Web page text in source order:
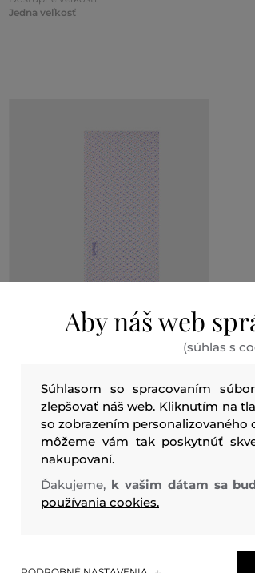
Jedna veľkosť
UTERÁK VILEBREQUIN MRDT CO VOILE
159,90 €
Jedna veľkosť
Aby náš web
(súhlas s
Súhlasom so spracovaním
zlepšovať náš web. Kliknutím na
so zobrazením personalizovaného
môžeme vám tak poskytnúť
nakupovaní.
Ďakujeme, k vašim dátam sa
používania cookies.